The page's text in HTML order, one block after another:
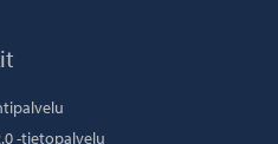
-tietopalvelu